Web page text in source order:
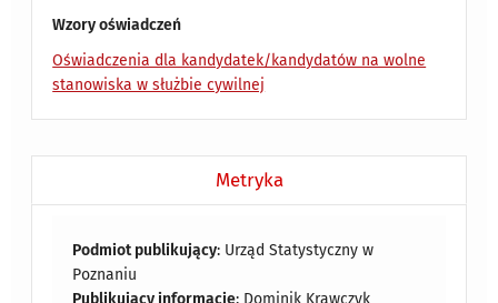
Wzory oświadczeń
Oświadczenia dla kandydatek/kandydatów na wolne
stanowiska w służbie cywilnej
Metryka
Podmiot publikujący: Urząd Statystyczny w
Poznaniu
Publikujący informację: Dominik Krawczyk